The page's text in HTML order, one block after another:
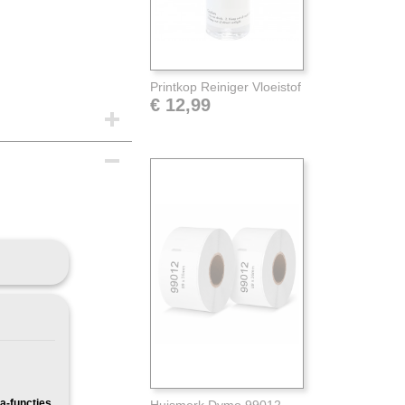
Printkop Reiniger Vloeistof
€ 12,99